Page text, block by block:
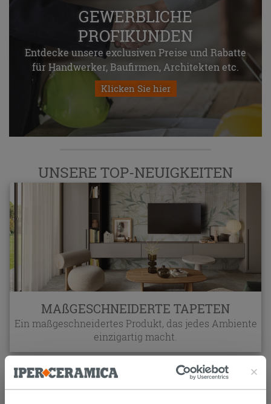
GEWERBLICHE
PROFIKUNDEN
Entdecke unsere exclusiven Preise und Rabatte
für Handwerker, Baufirmen, Architekten etc.
Klicken Sie hier
UNSERE TOP-NEUIGKEITEN
MAßGESCHNEIDERTE TAPETEN
Ein maßgeschneidertes Produkt, das jedes Ambiente
einzigartig macht.